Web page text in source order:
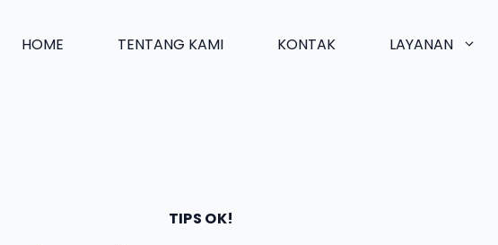
HOME TENTANG KAMI KONTAK LAYANAN
TIPS OK!